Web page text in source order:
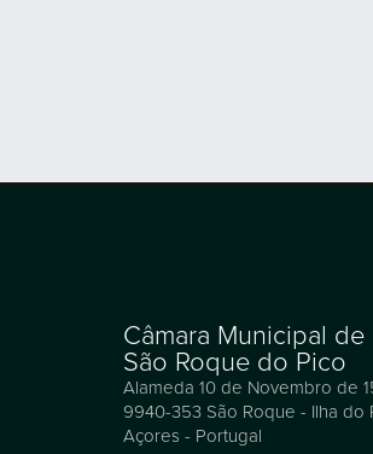
Câmara Municipal de
São Roque do Pico
Alameda 10 de Novembro de
9940-353 São Roque - Ilha do
Açores - Portugal